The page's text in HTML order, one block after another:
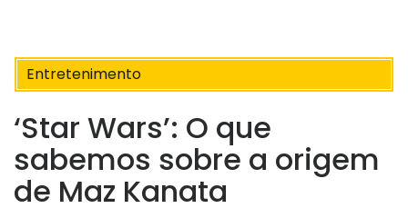
Entretenimento
‘Star Wars’: O que
sabemos sobre a origem
de Maz Kanata